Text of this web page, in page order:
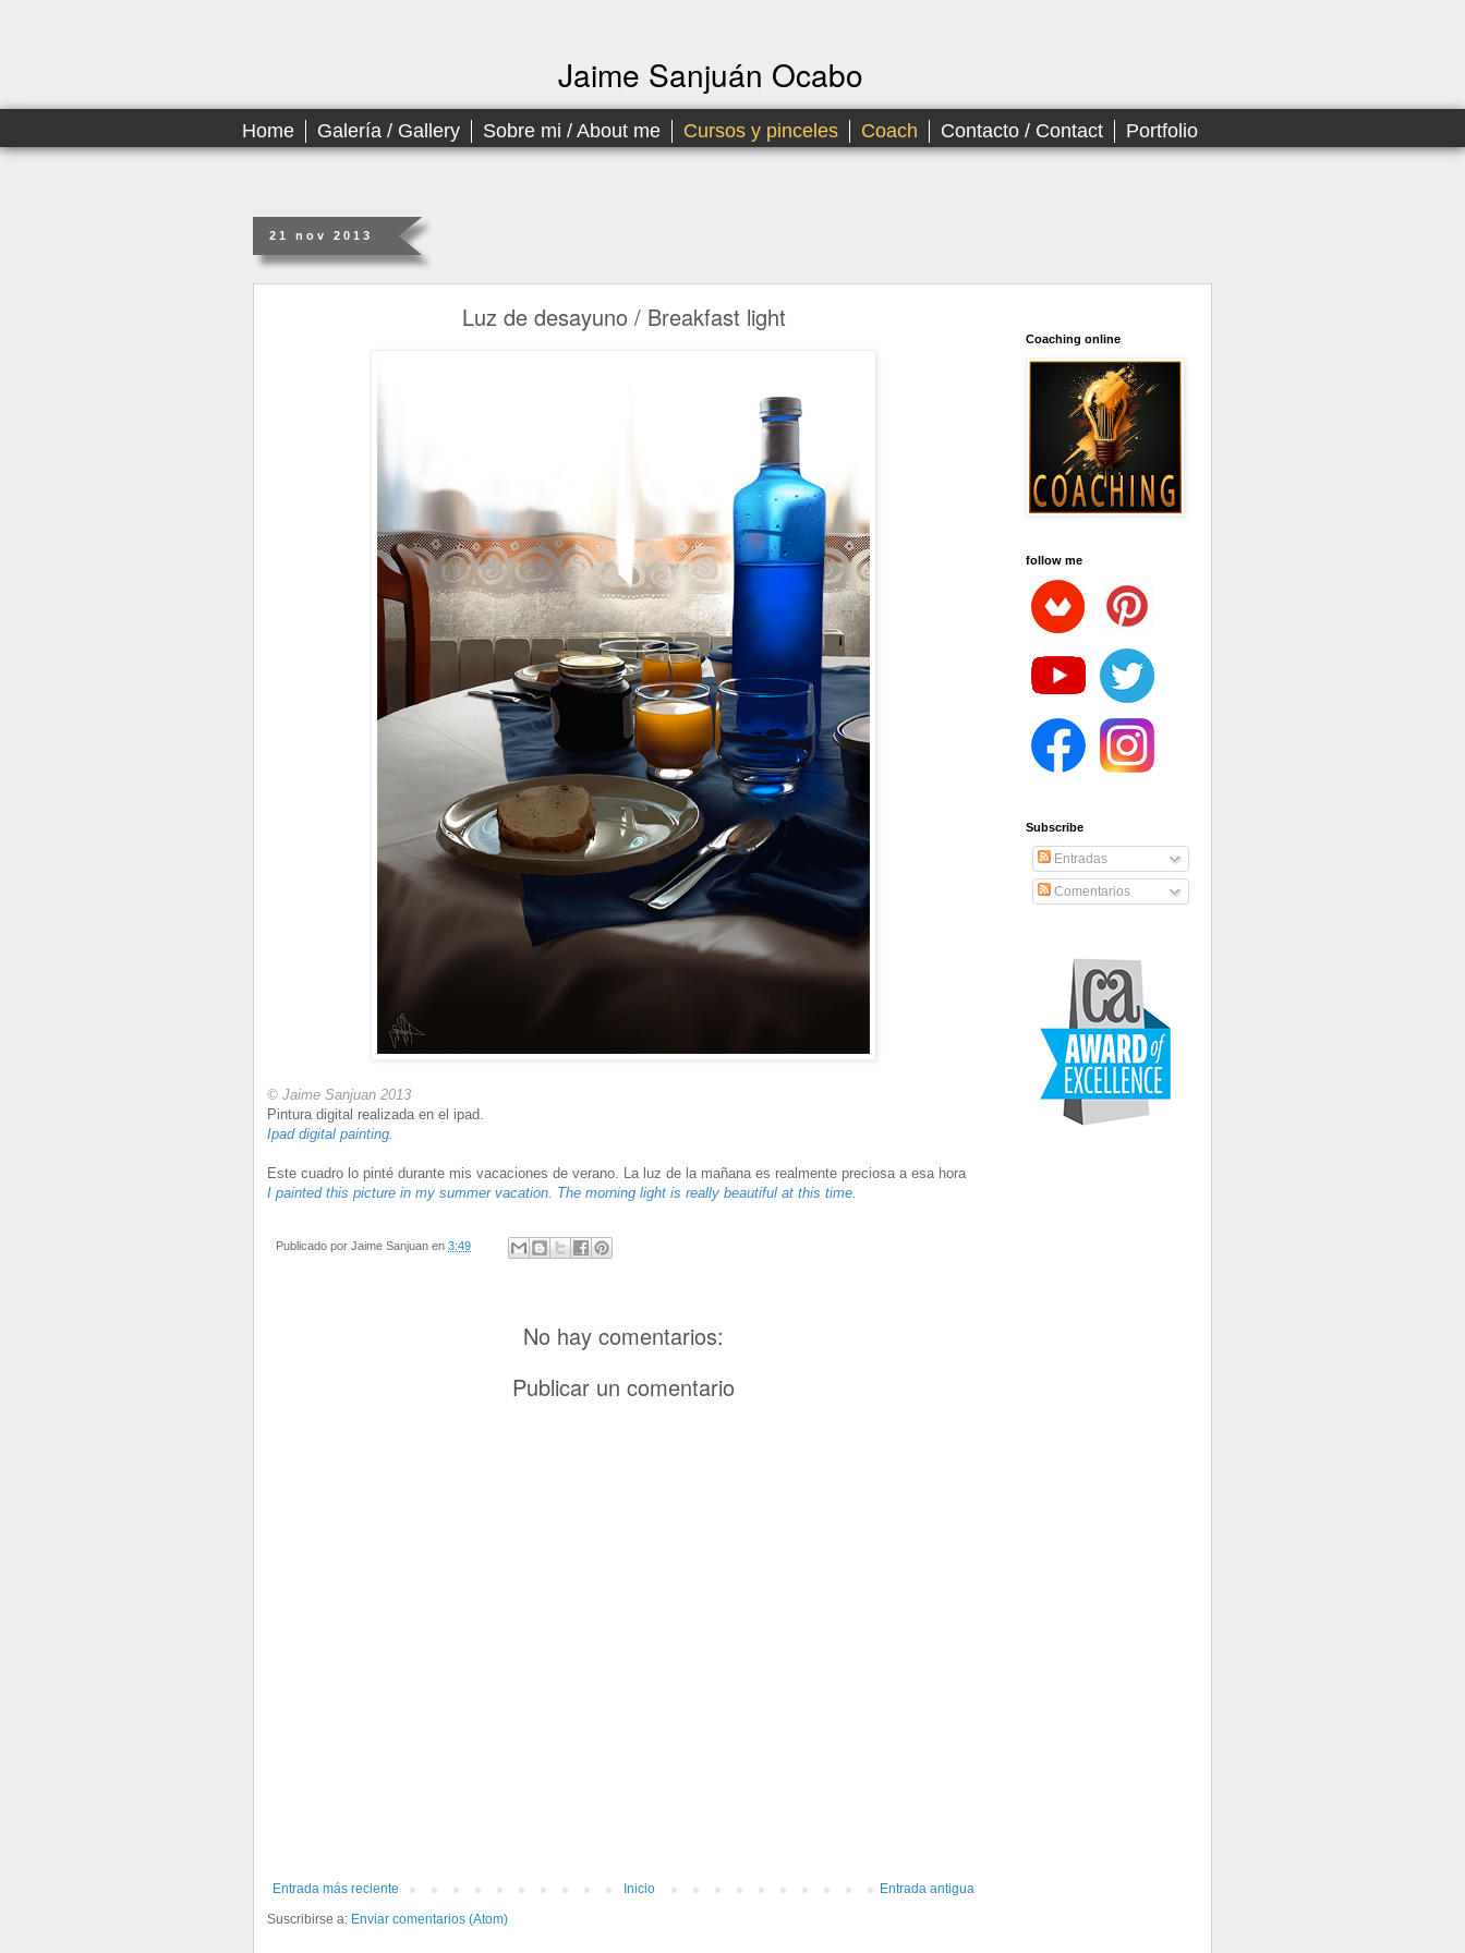
Home Galería / Gallery Sobre mi / About me Cursos y pinceles Coach Contacto / Contact Portfolio
Jaime Sanjuán Ocabo
21 nov 2013
Luz de desayuno / Breakfast light
© Jaime Sanjuan 2013
Pintura digital realizada en el ipad.
Ipad digital painting.
Este cuadro lo pinté durante mis vacaciones de verano. La luz de la mañana es realmente preciosa a esa hora
I painted this picture in my summer vacation. The morning light is really beautiful at this time.
Publicado por Jaime Sanjuan en 3:49
No hay comentarios:
Publicar un comentario
Entrada más reciente Entrada antigua
Inicio
Suscribirse a: Enviar comentarios (Atom)
Coaching online
follow me
Subscribe
Entradas
Comentarios